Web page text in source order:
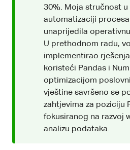
30%. Moja stručnost
automatizaciji
unaprijedila
U prethodnom radu,
implementirao
koristeći Pandas i
optimizacijom
vještine savršeno se
zahtjevima za poziciju
fokusiranog na razvoj
analizu podataka.